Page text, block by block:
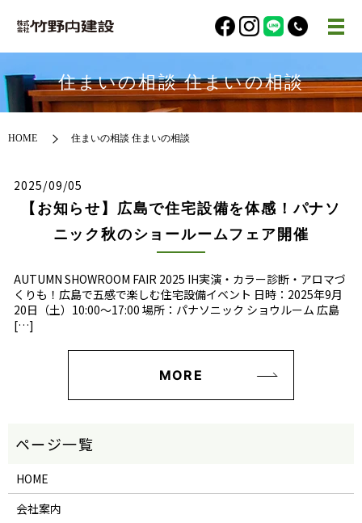
住まいの相談 住まいの相談
HOME 住まいの相談 住まいの相談
2025/09/05
【お知らせ】広島で住宅設備を体感！パナソ
ニック秋のショールームフェア開催
AUTUMN SHOWROOM FAIR 2025 IH実演・カラー診断・アロマづ
くりも！広島で五感で楽しむ住宅設備イベント 日時：2025年9月
20日（土）10:00〜17:00 場所：パナソニック ショウルーム 広島
[…]
MORE
HOME
会社案内